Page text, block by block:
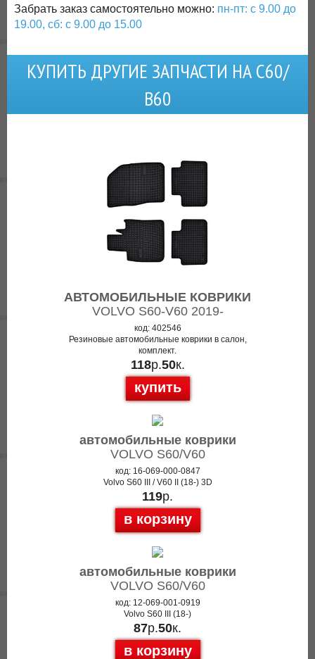
Забрать заказ самостоятельно можно: пн-пт: с 9.00 до
19.00, сб: с 9.00 до 15.00
КУПИТЬ ДРУГИЕ ЗАПЧАСТИ НА С60/
В60
АВТОМОБИЛЬНЫЕ КОВРИКИ
VOLVO S60-V60 2019-
код: 402546
Резиновые автомобильные коврики в салон,
комплект.
118р.50к.
купить
автомобильные коврики
VOLVO S60/V60
код: 16-069-000-0847
Volvo S60 III / V60 II (18-) 3D
119р.
в корзину
автомобильные коврики
VOLVO S60/V60
код: 12-069-001-0919
Volvo S60 III (18-)
87р.50к.
в корзину